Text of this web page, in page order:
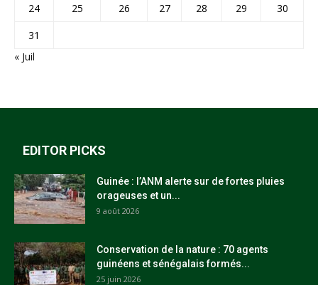
24
25 26 27 28 29
30
31
« Juil
EDITOR PICKS
Guinée : l’ANM alerte sur de fortes pluies
orageuses et un...
9 août 2026
Conservation de la nature : 70 agents
guinéens et sénégalais formés...
25 juin 2026